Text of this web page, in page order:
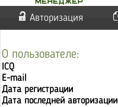
Авторизация
О пользователе:
ICQ
E-mail
Дата регистрации
Дата последней авторизации